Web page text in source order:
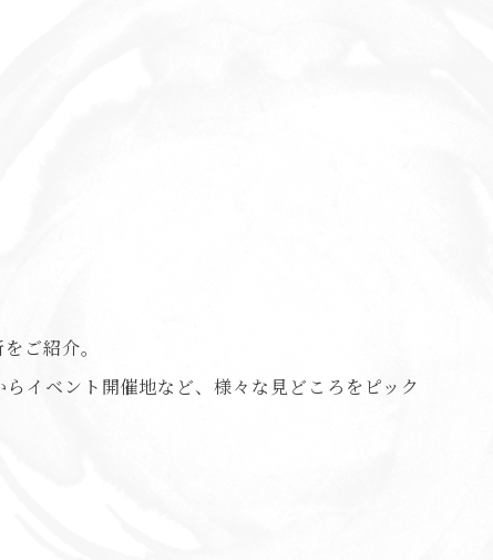
ご紹介。
イベント開催地など、様々な見どころをピック